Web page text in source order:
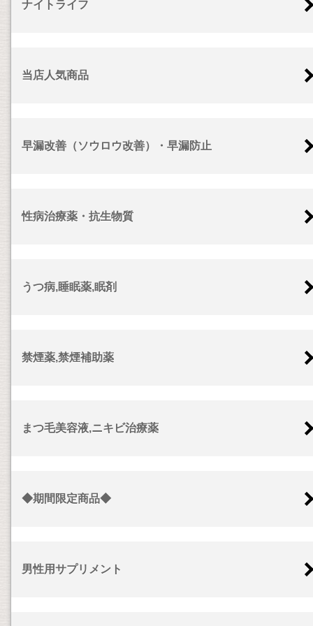
ナイトライフ
当店人気商品
早漏改善（ソウロウ改善）・早漏防止
性病治療薬・抗生物質
うつ病,睡眠薬,眠剤
禁煙薬,禁煙補助薬
まつ毛美容液,ニキビ治療薬
◆期間限定商品◆
男性用サプリメント